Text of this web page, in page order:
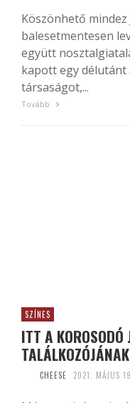
Köszönhető
balesetmentesen
együtt
kapott egy délutánt
társaságot,...
Tovább
SZÍNES
ITT A
CHEESE 2021. MÁJUS